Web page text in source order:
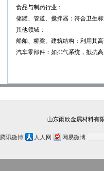
食品与制药行业：
储罐、管道、搅拌器：符合卫生
其他领域：
船舶、桥梁、建筑结构：利用其
汽车零部件：如排气系统，抵抗
山东雨欣金属材料有
腾讯微博 人人网 网易微博